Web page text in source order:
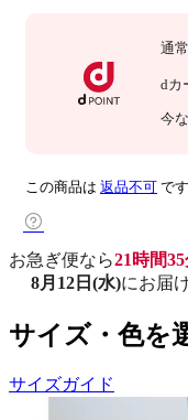
通
dカ
今
この商品は 返品不可 です
お急ぎ便なら21時間
8月12日(水)にお届
サイズ・色を
サイズガイド